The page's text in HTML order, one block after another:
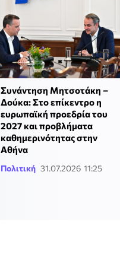
Συνάντηση Μητσοτάκη –
Δούκα: Στο επίκεντρο η
ευρωπαϊκή προεδρία του
2027 και προβλήματα
καθημερινότητας στην
Αθήνα
Πολιτική 31.07.2026 11:25